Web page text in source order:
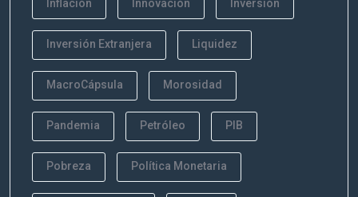
Inflación Innovación Inversión
Inversión Extranjera Liquidez
MacroCápsula Morosidad
Pandemia Petróleo PIB
Pobreza Política Monetaria